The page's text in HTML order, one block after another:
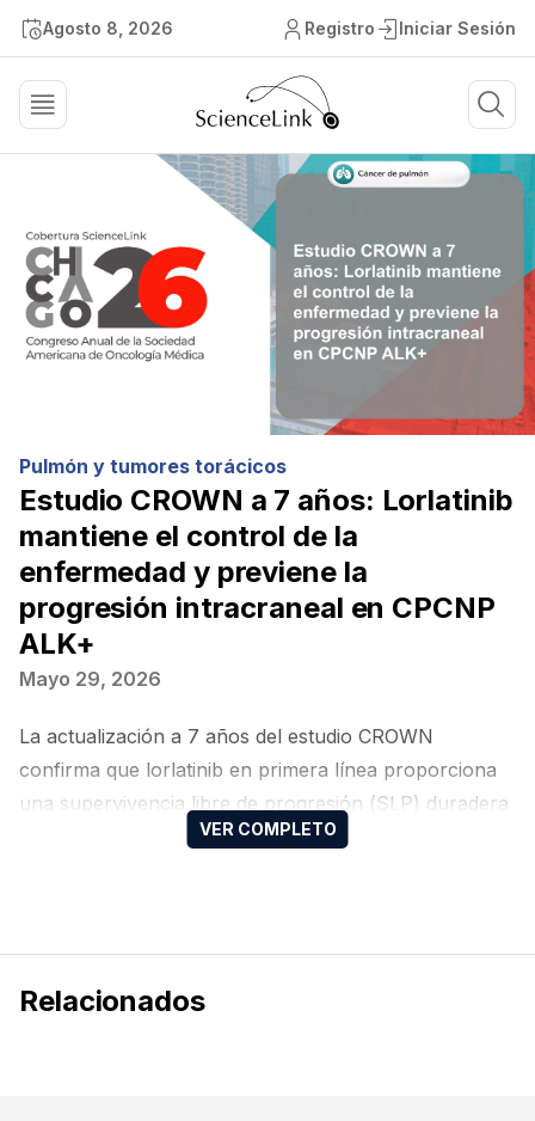
Agosto 8, 2026 Registro Iniciar Sesión
Pulmón y tumores torácicos
Estudio CROWN a 7 años: Lorlatinib
mantiene el control de la
enfermedad y previene la
progresión intracraneal en CPCNP
ALK+
Mayo 29, 2026
La actualización a 7 años del estudio CROWN
confirma que lorlatinib en primera línea proporciona
una supervivencia libre de progresión (SLP) duradera
en pacientes con CPCNP avanzado ALK+
Relacionados